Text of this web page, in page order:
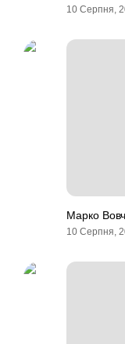
10 Серпня,
Марко
10 Серпня,